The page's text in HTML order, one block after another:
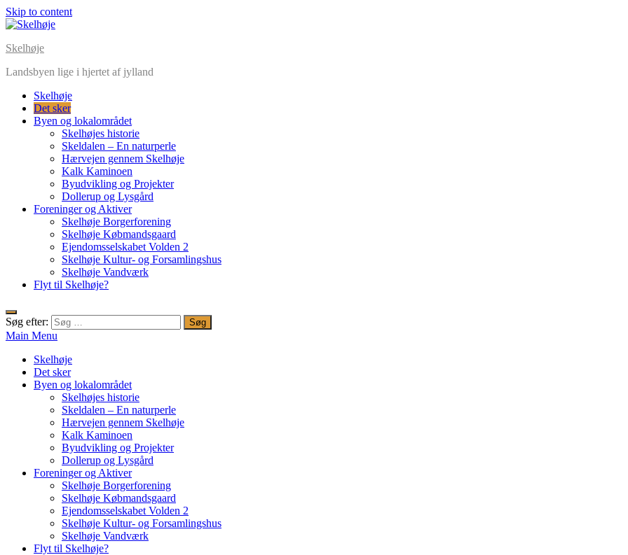
Skip to content
Skelhøje
Landsbyen lige i hjertet af jylland
Skelhøje
Det sker
Byen og lokalområdet
Skelhøjes historie
Skeldalen – En naturperle
Hærvejen gennem Skelhøje
Kalk Kaminoen
Byudvikling og Projekter
Dollerup og Lysgård
Foreninger og Aktiver
Skelhøje Borgerforening
Skelhøje Købmandsgaard
Ejendomsselskabet Volden 2
Skelhøje Kultur- og Forsamlingshus
Skelhøje Vandværk
Flyt til Skelhøje?
Søg efter:
Main Menu
Skelhøje
Det sker
Byen og lokalområdet
Skelhøjes historie
Skeldalen – En naturperle
Hærvejen gennem Skelhøje
Kalk Kaminoen
Byudvikling og Projekter
Dollerup og Lysgård
Foreninger og Aktiver
Skelhøje Borgerforening
Skelhøje Købmandsgaard
Ejendomsselskabet Volden 2
Skelhøje Kultur- og Forsamlingshus
Skelhøje Vandværk
Flyt til Skelhøje?